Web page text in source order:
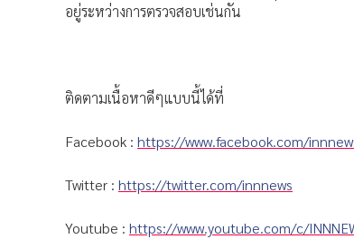
อยู่ระหว่างการตรวจสอบเช่นกัน
ติดตามเนื้อหาดีๆแบบนี้ได้ที่
Facebook : https://www.facebook.com/
Twitter : https://twitter.com/innnews
Youtube : https://www.youtube.com/c/